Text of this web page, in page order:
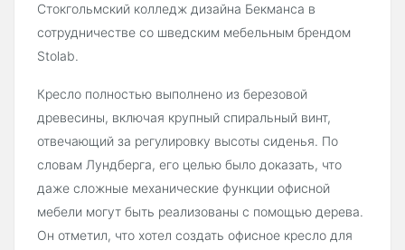
Стокгольмский колледж дизайна Бекманса в
сотрудничестве со шведским мебельным брендом
Stolab.
Кресло полностью выполнено из березовой
древесины, включая крупный спиральный винт,
отвечающий за регулировку высоты сиденья. По
словам Лундберга, его целью было доказать, что
даже сложные механические функции офисной
мебели могут быть реализованы с помощью дерева.
Он отметил, что хотел создать офисное кресло для